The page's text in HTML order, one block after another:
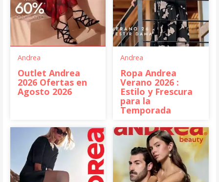
Andrea
Outlet Andrea
2026 Ofertas en
Agosto 2026
Andrea
Ropa Andrea
Verano 2026 :
Estilo y Frescura
para la
Temporada